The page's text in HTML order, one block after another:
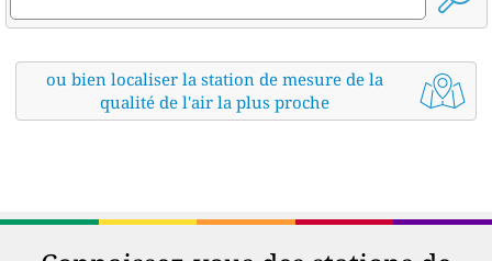
ou bien localiser la station de mesure de la
qualité de l'air la plus proche